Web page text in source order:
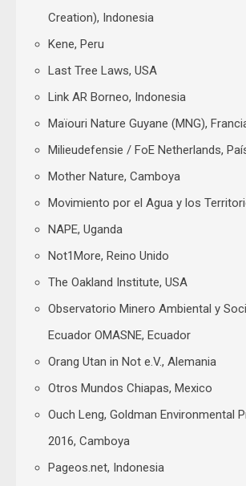
Creation), Indonesia
Kene, Peru
Last Tree Laws, USA
Link AR Borneo, Indonesia
Maïouri Nature Guyane (MNG),
Milieudefensie / FoE Netherlands,
Mother Nature, Camboya
Movimiento por el Agua y los
NAPE, Uganda
Not1More, Reino Unido
The Oakland Institute, USA
Observatorio Minero Ambiental y
Ecuador OMASNE, Ecuador
Orang Utan in Not e.V., Alemania
Otros Mundos Chiapas, Mexico
Ouch Leng, Goldman Environmental
2016, Camboya
Pageos.net, Indonesia